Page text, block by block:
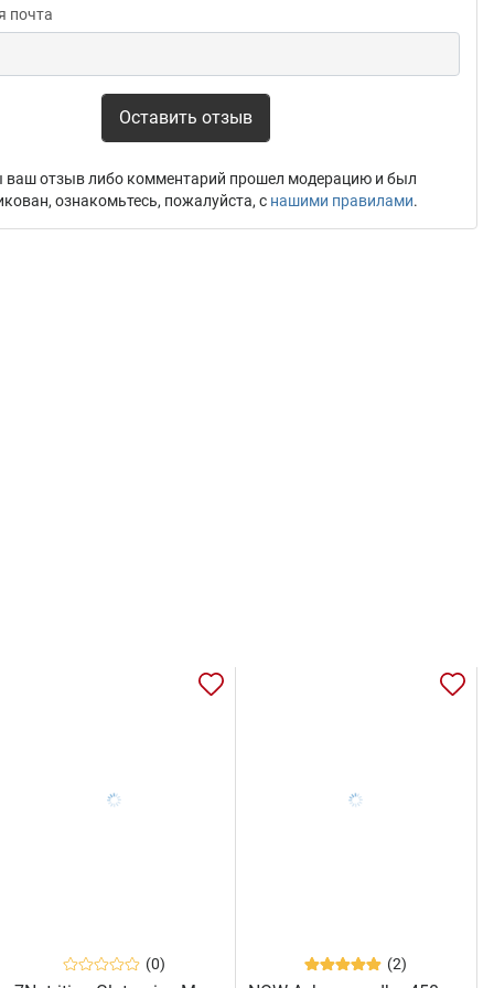
почта
Оставить отзыв
ваш отзыв либо комментарий прошел модерацию и был
ознакомьтесь, пожалуйста, с нашими правилами.
(0) (2)